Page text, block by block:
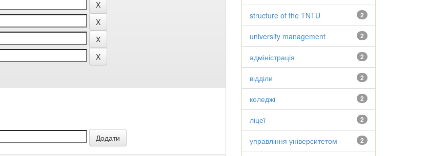
2
structure of the TNTU
2
university management
2
адміністрація
2
відділи
2
коледжі
2
ліцеї
2
управління університетом